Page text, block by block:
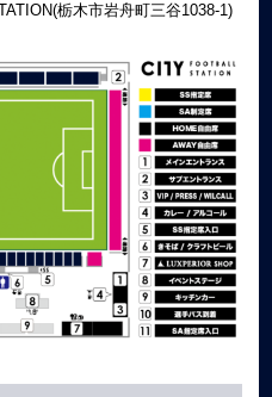
栃木市岩舟町三谷1038-1)